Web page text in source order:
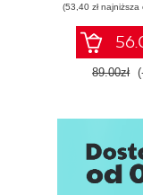
Klimat
Flora
Fauna
W samym
Polityka i
(53,40 zł
89.00zł